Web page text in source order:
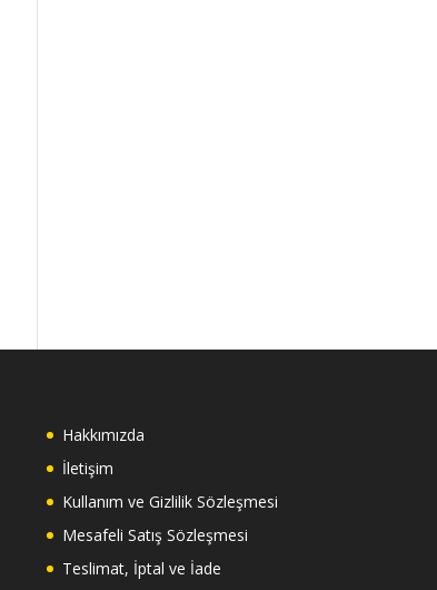
Hakkımızda
İletişim
Kullanım ve Gizlilik Sözleşmesi
Mesafeli Satış Sözleşmesi
Teslimat, İptal ve İade